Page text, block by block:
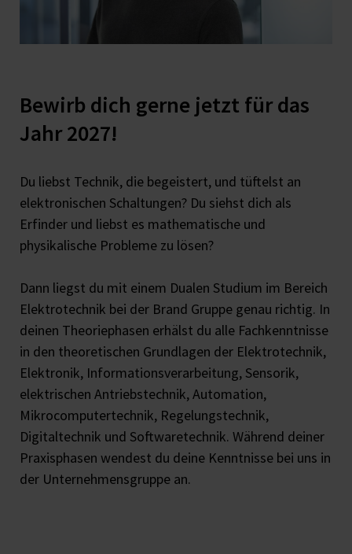
Bewirb dich gerne jetzt für das
Jahr 2027!
Du liebst Technik, die begeistert, und tüftelst an
elektronischen Schaltungen? Du siehst dich als
Erfinder und liebst es mathematische und
physikalische Probleme zu lösen?
Dann liegst du mit einem Dualen Studium im Bereich
Elektrotechnik bei der Brand Gruppe genau richtig. In
deinen Theoriephasen erhälst du alle Fachkenntnisse
in den theoretischen Grundlagen der Elektrotechnik,
Elektronik, Informationsverarbeitung, Sensorik,
elektrischen Antriebstechnik, Automation,
Mikrocomputertechnik, Regelungstechnik,
Digitaltechnik und Softwaretechnik. Während deiner
Praxisphasen wendest du deine Kenntnisse bei uns in
der Unternehmensgruppe an.